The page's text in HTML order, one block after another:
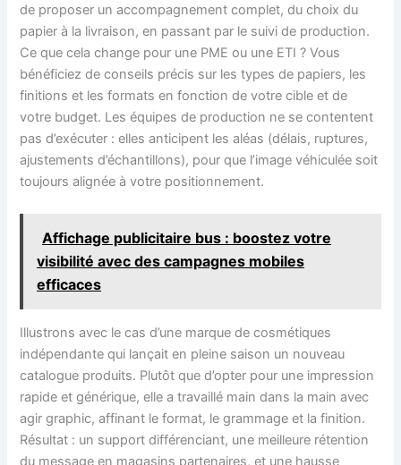
de proposer un accompagnement complet, du choix du
papier à la livraison, en passant par le suivi de production.
Ce que cela change pour une PME ou une ETI ? Vous
bénéficiez de conseils précis sur les types de papiers, les
finitions et les formats en fonction de votre cible et de
votre budget. Les équipes de production ne se contentent
pas d’exécuter : elles anticipent les aléas (délais, ruptures,
ajustements d’échantillons), pour que l’image véhiculée soit
toujours alignée à votre positionnement.
Affichage publicitaire bus : boostez votre
visibilité avec des campagnes mobiles
efficaces
Illustrons avec le cas d’une marque de cosmétiques
indépendante qui lançait en pleine saison un nouveau
catalogue produits. Plutôt que d’opter pour une impression
rapide et générique, elle a travaillé main dans la main avec
agir graphic, affinant le format, le grammage et la finition.
Résultat : un support différenciant, une meilleure rétention
du message en magasins partenaires, et une hausse